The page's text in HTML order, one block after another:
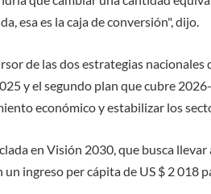
esa es la caja de conversión", dijo.
de las dos estrategias
y el segundo plan que cubre
económico y estabilizar los
en Visión 2030, que busca
ingreso per cápita de US $ 2 018